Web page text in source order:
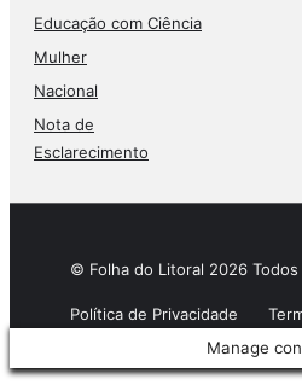
Educação com Ciência
Mulher
Nacional
Nota de
Esclarecimento
© Folha do Litoral 2026
Política de Privacidade
Manage